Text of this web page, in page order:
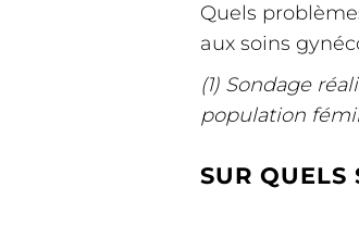
Quels
aux soins
(1) Sondage
population
SUR QUELS